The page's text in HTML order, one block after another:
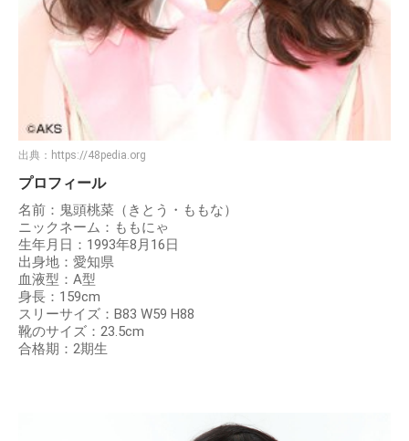
出典： https://48pedia.org
プロフィール
名前：鬼頭桃菜（きとう・ももな）
ニックネーム：ももにゃ
生年月日：1993年8月16日
出身地：愛知県
血液型：A型
身長：159cm
スリーサイズ：B83 W59 H88
靴のサイズ：23.5cm
合格期：2期生